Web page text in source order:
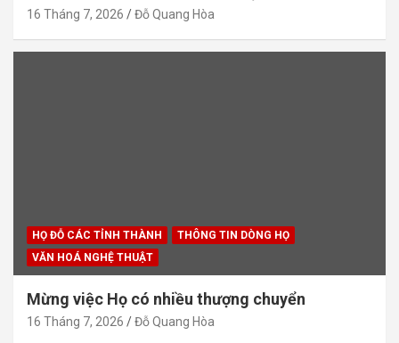
16 Tháng 7, 2026 Đỗ Quang Hòa
HỌ ĐỖ CÁC TỈNH THÀNH
THÔNG TIN DÒNG HỌ
VĂN HOÁ NGHỆ THUẬT
Mừng việc Họ có nhiều thượng chuyển
16 Tháng 7, 2026 Đỗ Quang Hòa